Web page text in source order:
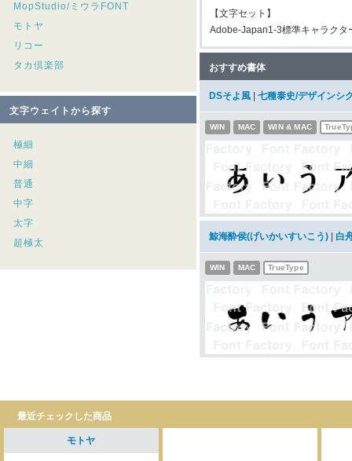
MopStudio/ミウラFONT
モトヤ
リコー
タカ倶楽部
文字ウェイトから探す
極細
中細
普通
中字
太字
超極太
【文字セット】
Adobe-Japan1-3標準キャラクタ
おすすめ書体
DSそよ風 七種泰史/デザインシ
WIN MAC WIN & MAC
鯨海酔侯(げいかいすいこう) 白
WIN MAC TrueType
最近チェックした商品
モトヤ